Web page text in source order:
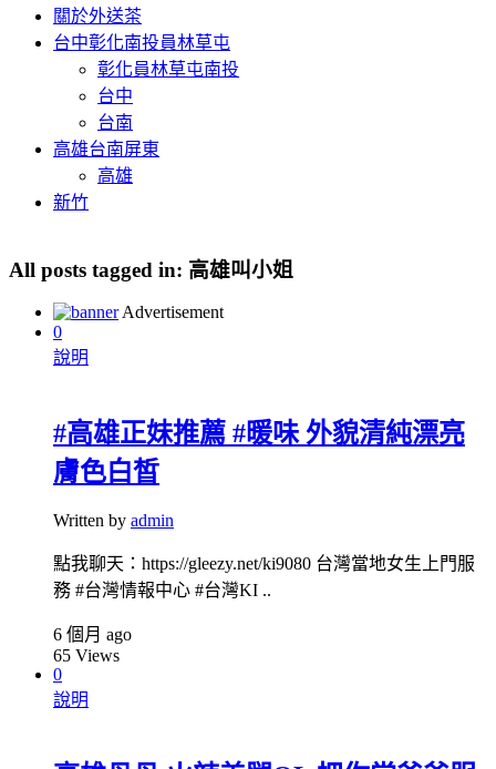
關於外送茶
台中彰化南投員林草屯
彰化員林草屯南投
台中
台南
高雄台南屏東
高雄
新竹
All posts tagged in: 高雄叫小姐
Advertisement
0
說明
#高雄正妹推薦 #暖味 外貌清純漂亮
膚色白皙
Written by admin
點我聊天：https://gleezy.net/ki9080 台灣當地女生上門服
務 #台灣情報中心 #台灣KI ..
6 個月 ago
65 Views
0
說明